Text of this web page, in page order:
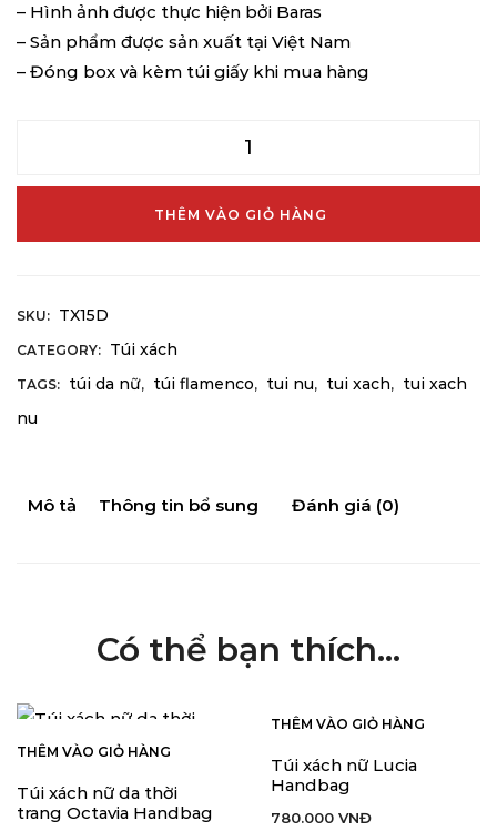
– Hình ảnh được thực hiện bởi Baras
– Sản phẩm được sản xuất tại Việt Nam
– Đóng box và kèm túi giấy khi mua hàng
THÊM VÀO GIỎ HÀNG
SKU: TX15D
CATEGORY: Túi xách
TAGS: túi da nữ, túi flamenco, tui nu, tui xach, tui xach
nu
Mô tả Thông tin bổ sung Đánh giá (0)
Có thể bạn thích…
THÊM VÀO GIỎ HÀNG
Túi xách nữ da thời
trang Octavia Handbag
THÊM VÀO GIỎ HÀNG
Túi xách nữ Lucia
Handbag
780.000 VNĐ